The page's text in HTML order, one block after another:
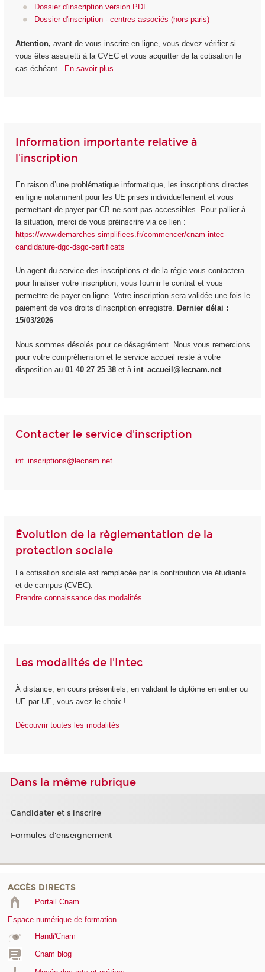
Dossier d'inscription version PDF
Dossier d'inscription - centres associés (hors paris)
Attention, avant de vous inscrire en ligne, vous devez vérifier si
vous êtes assujetti à la CVEC et vous acquitter de la cotisation le
cas échéant.
En savoir plus.
Information importante relative à
l'inscription
En raison d’une problématique informatique, les inscriptions directes
en ligne notamment pour les UE prises individuellement et vous
permettant de payer par CB ne sont pas accessibles. Pour pallier à
la situation, merci de vous préinscrire via ce lien :
https://www.demarches-simplifiees.fr/commencer/cnam-intec-
candidature-dgc-dsgc-certificats
Un agent du service des inscriptions et de la régie vous contactera
pour finaliser votre inscription, vous fournir le contrat et vous
permettre de payer en ligne. Votre inscription sera validée une fois le
paiement de vos droits d'inscription enregistré. Dernier délai :
15/03/2026
Nous sommes désolés pour ce désagrément. Nous vous remercions
pour votre compréhension et le service accueil reste à votre
disposition au 01 40 27 25 38et à int_accueil@lecnam.net.
Contacter le service d'inscription
int_inscriptions@lecnam.net
Évolution de la règlementation de la
protection sociale
La cotisation sociale est remplacée par la contribution vie étudiante
et de campus (CVEC).
Prendre connaissance des modalités.
Les modalités de l'Intec
À distance, en cours présentiels, en validant le diplôme en entier ou
UE par UE, vous avez le choix !
Découvrir toutes les modalités
Dans la même rubrique
Candidater et s'inscrire
Formules d'enseignement
ACCÈS DIRECTS
Portail Cnam
Espace numérique de formation
Handi'Cnam
Cnam blog